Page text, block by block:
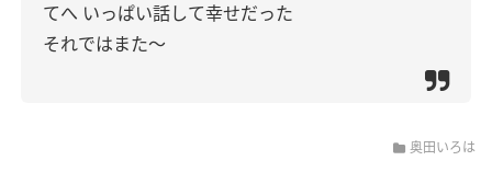
てへ いっぱい話して幸せだった
それではまた〜
奥田いろは